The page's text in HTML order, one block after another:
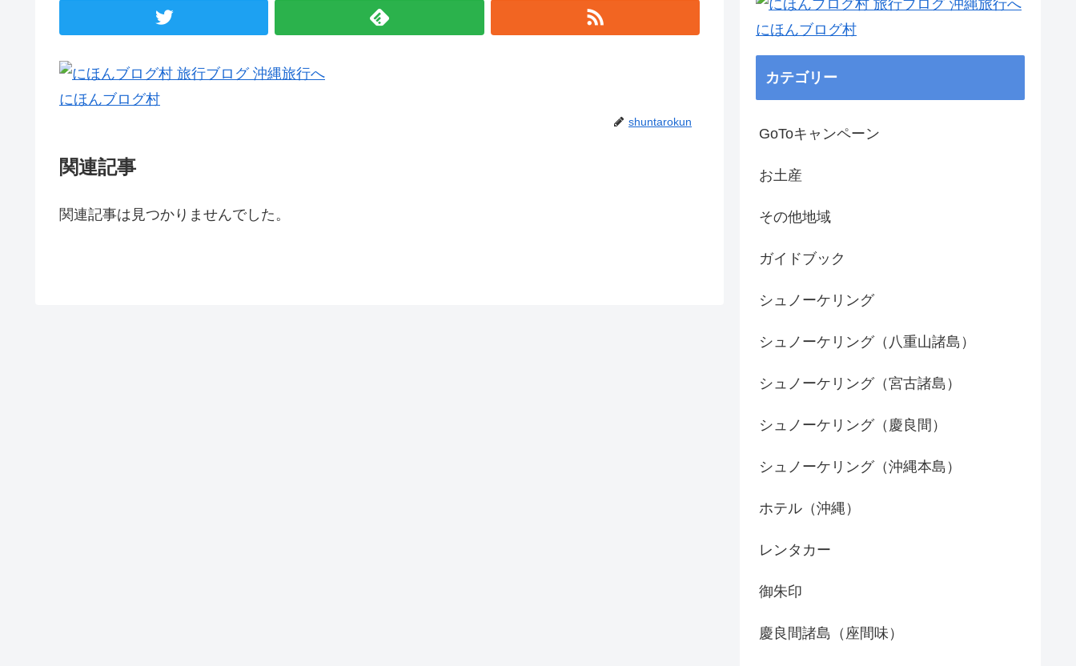
にほんブログ村
shuntarokun
関連記事
関連記事は見つかりませんでした。
にほんブログ村
カテゴリー
GoToキャンペーン
お土産
その他地域
ガイドブック
シュノーケリング
シュノーケリング（八重山諸島）
シュノーケリング（宮古諸島）
シュノーケリング（慶良間）
シュノーケリング（沖縄本島）
ホテル（沖縄）
レンタカー
御朱印
慶良間諸島（座間味）